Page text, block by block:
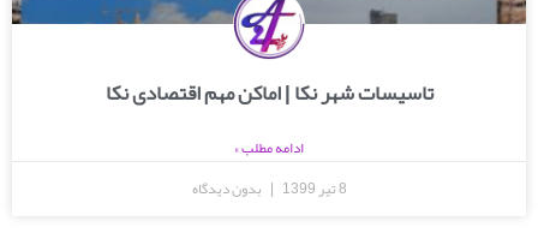
تاسیسات شهر نکا | اماکن مهم اقتصادی نکا
ادامه مطلب »
8 تیر 1399
بدون دیدگاه